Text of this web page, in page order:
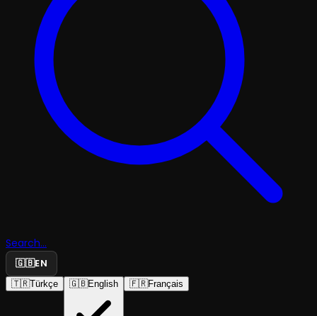
Search...
🇬🇧EN
🇹🇷Türkçe 🇬🇧English 🇫🇷Français